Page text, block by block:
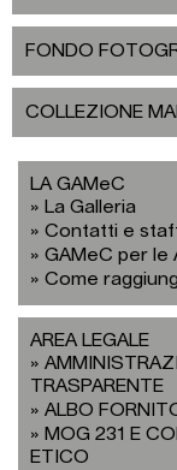
FONDO
COLLEZIONE
LA GAMeC
La Galleria
Contatti e
GAMeC per le
Come
AREA LEGALE
TRASPARENTE
ALBO
MOG 231 E
ETICO